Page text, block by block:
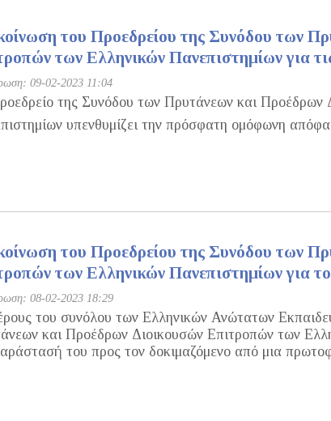
του Προεδρείου της Συνόδου των
των Ελληνικών Πανεπιστημίων για
09-02-2023 11:04
της Συνόδου των Πρυτάνεων και Προέδρων
υπενθυμίζει την πρόσφατη ομόφωνη
του Προεδρείου της Συνόδου των
των Ελληνικών Πανεπιστημίων για
08-02-2023 18:29
του συνόλου των Ελληνικών Ανώτατων
και Προέδρων Διοικουσών Επιτροπών των
του προς τον δοκιμαζόμενο από μια